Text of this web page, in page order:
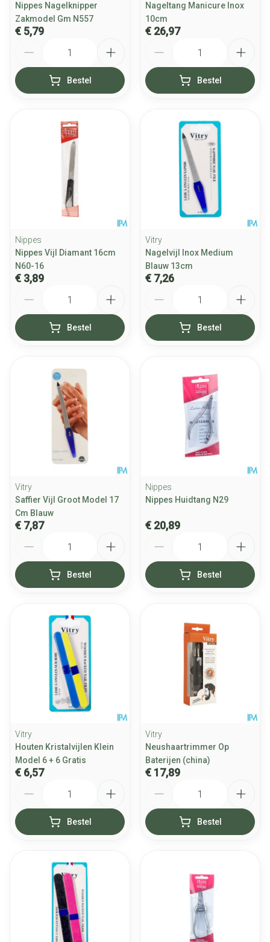
Nippes Nagelknipper
Zakmodel Gm N557
€ 5,79
Bestel
Nageltang Manicure Inox
10cm
€ 26,97
Bestel
Nippes
Nippes Vijl Diamant 16cm
N60-16
€ 3,89
Bestel
Vitry
Nagelvijl Inox Medium
Blauw 13cm
€ 7,26
Bestel
Vitry
Saffier Vijl Groot Model 17
Cm Blauw
€ 7,87
Bestel
Nippes
Nippes Huidtang N29
€ 20,89
Bestel
Vitry
Houten Kristalvijlen Klein
Model 6 + 6 Gratis
€ 6,57
Bestel
Vitry
Neushaartrimmer Op
Baterijen (china)
€ 17,89
Bestel